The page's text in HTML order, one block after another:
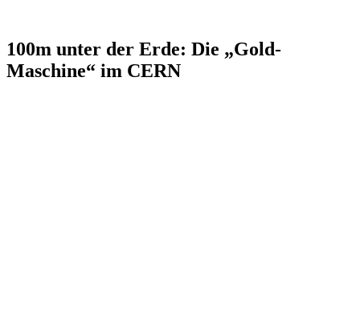
100m unter der Erde: Die „Gold-
Maschine“ im CERN